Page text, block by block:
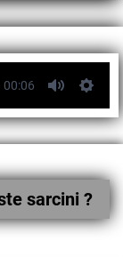
00:06
sarcini ?